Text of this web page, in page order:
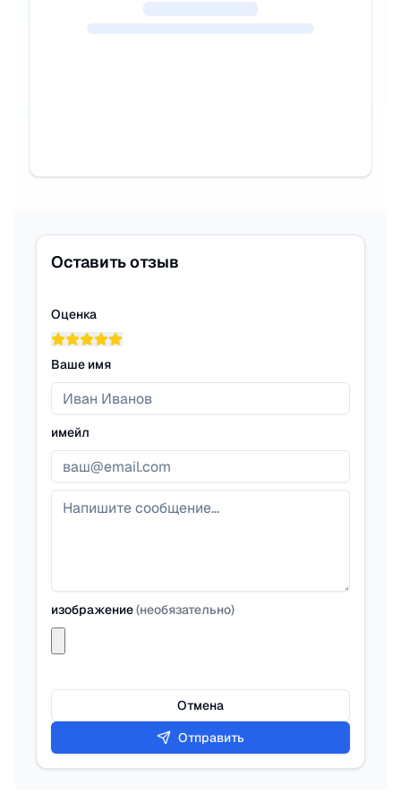
Оставить отзыв
Оценка
Ваше имя
имейл
изображение(необязательно)
Отмена
Отправить